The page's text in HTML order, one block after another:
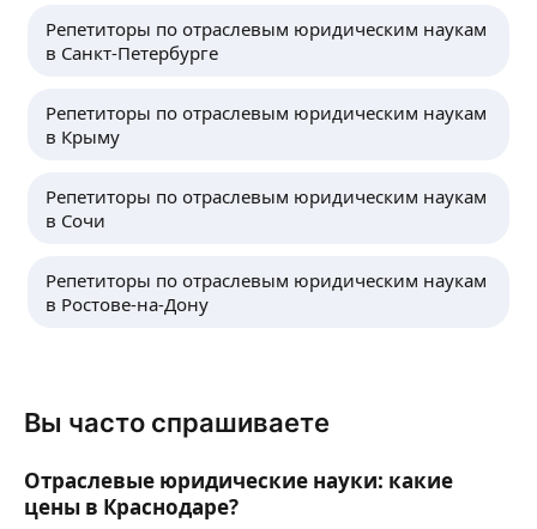
Репетиторы по отраслевым юридическим наукам
в Санкт-Петербурге
Репетиторы по отраслевым юридическим наукам
в Крыму
Репетиторы по отраслевым юридическим наукам
в Сочи
Репетиторы по отраслевым юридическим наукам
в Ростове-на-Дону
Вы часто спрашиваете
Отраслевые юридические науки: какие
цены в Краснодаре?